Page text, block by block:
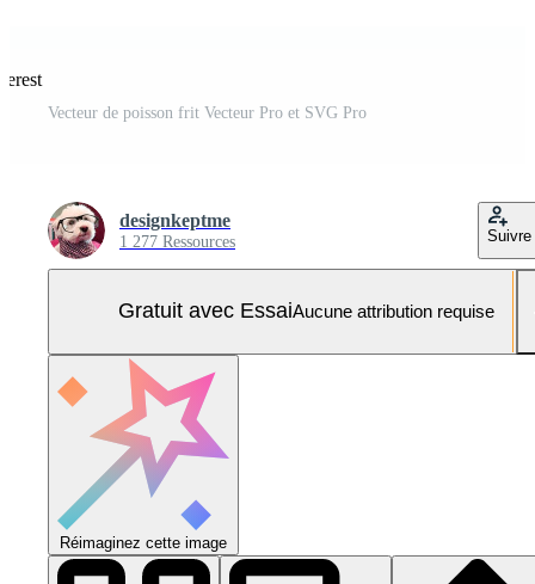
Vecteur de poisson frit Vecteur Pro et SVG Pro
designkeptme
1 277 Ressources Suivre
Gratuit avec EssaiAucune attribution requise
Réimaginez cette image